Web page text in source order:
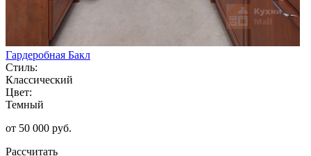
Гардеробная Бакл
Стиль:
Классический
Цвет:
Темный
от 50 000 руб.
Рассчитать